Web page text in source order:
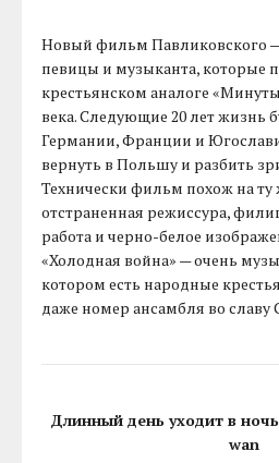
Новый фильм Павликовского
певицы и музыканта, которые
крестьянском аналоге
века. Следующие 20 лет жизнь
Германии, Франции и
вернуть в Польшу и разбить
Технически фильм похож на ту
отстраненная режиссура,
работа и черно-белое
«Холодная война» — очень
котором есть народные
даже номер ансамбля во славу
Длинный день уходит в
wan